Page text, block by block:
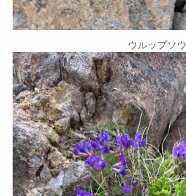
ウルップソウ